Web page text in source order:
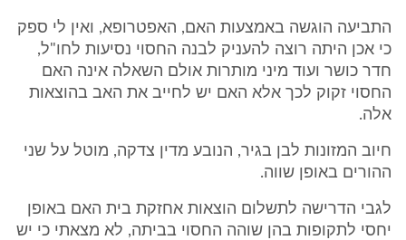
התביעה הוגשה באמצעות האם, האפטרופא, ואין לי ספק
כי אכן היתה רוצה להעניק לבנה החסוי נסיעות לחו"ל,
חדר כושר ועוד מיני מותרות אולם השאלה אינה האם
החסוי זקוק לכך אלא האם יש לחייב את האב בהוצאות
אלה.
חיוב המזונות לבן בגיר, הנובע מדין צדקה, מוטל על שני
ההורים באופן שווה.
לגבי הדרישה לתשלום הוצאות אחזקת בית האם באופן
יחסי לתקופות בהן שוהה החסוי בביתה, לא מצאתי כי יש